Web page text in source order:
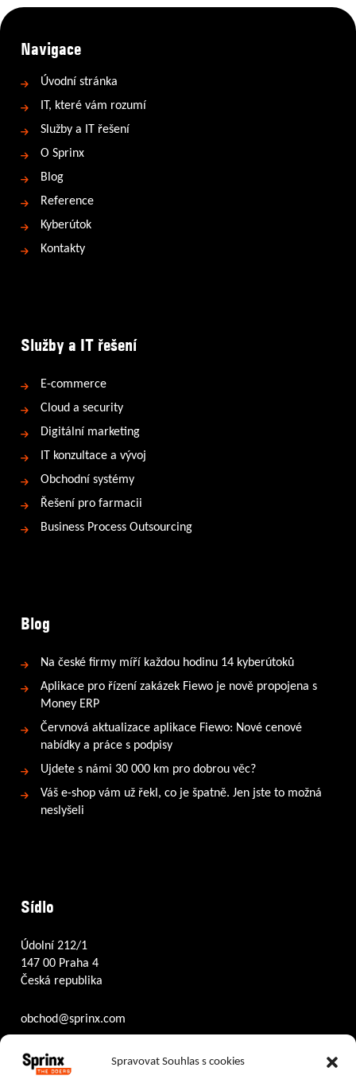
Spravovat Souhlas s cookies
Navigace
Úvodní stránka
IT, které vám rozumí
Služby a IT řešení
O Sprinx
Blog
Reference
Kyberútok
Kontakty
Služby a IT řešení
E-commerce
Cloud a security
Digitální marketing
IT konzultace a vývoj
Obchodní systémy
Řešení pro farmacii
Business Process Outsourcing
Blog
Na české firmy míří každou hodinu 14 kyberútoků
Aplikace pro řízení zakázek Fiewo je nově propojena s
Money ERP
Červnová aktualizace aplikace Fiewo: Nové cenové
nabídky a práce s podpisy
Ujdete s námi 30 000 km pro dobrou věc?
Váš e-shop vám už řekl, co je špatně. Jen jste to možná
neslyšeli
Sídlo
Údolní 212/1
147 00 Praha 4
Česká republika
obchod@sprinx.com
Otevírací doba recepce:
PO – ČT8:30 – 17:30